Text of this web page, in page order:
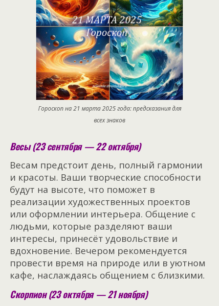
Гороскоп на 21 марта 2025 года: предсказания для
всех знаков
Весы (23 сентября — 22 октября)
Весам предстоит день, полный гармонии
и красоты. Ваши творческие способности
будут на высоте, что поможет в
реализации художественных проектов
или оформлении интерьера. Общение с
людьми, которые разделяют ваши
интересы, принесёт удовольствие и
вдохновение. Вечером рекомендуется
провести время на природе или в уютном
кафе, наслаждаясь общением с близкими.
Скорпион (23 октября — 21 ноября)